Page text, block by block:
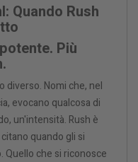
Quando Rush
Più
diverso. Nomi che, nel
evocano qualcosa di
un'intensità. Rush è
quando gli si
che si riconosce